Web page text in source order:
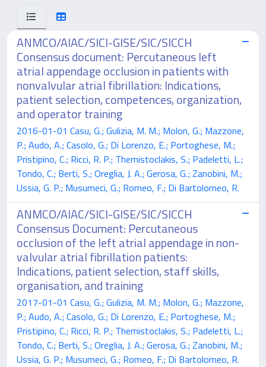
ANMCO/AIAC/SICI-GISE/SIC/SICCH
Consensus document: Percutaneous left
atrial appendage occlusion in patients with
nonvalvular atrial fibrillation: Indications,
patient selection, competences, organization,
and operator training
2016-01-01 Casu, G.; Gulizia, M. M.; Molon, G.; Mazzone,
P.; Audo, A.; Casolo, G.; Di Lorenzo, E.; Portoghese, M.;
Pristipino, C.; Ricci, R. P.; Themistoclakis, S.; Padeletti, L.;
Tondo, C.; Berti, S.; Oreglia, J. A.; Gerosa, G.; Zanobini, M.;
Ussia, G. P.; Musumeci, G.; Romeo, F.; Di Bartolomeo, R.
ANMCO/AIAC/SICI-GISE/SIC/SICCH
Consensus Document: Percutaneous
occlusion of the left atrial appendage in non-
valvular atrial fibrillation patients:
Indications, patient selection, staff skills,
organisation, and training
2017-01-01 Casu, G.; Gulizia, M. M.; Molon, G.; Mazzone,
P.; Audo, A.; Casolo, G.; Di Lorenzo, E.; Portoghese, M.;
Pristipino, C.; Ricci, R. P.; Themistoclakis, S.; Padeletti, L.;
Tondo, C.; Berti, S.; Oreglia, J. A.; Gerosa, G.; Zanobini, M.;
Ussia, G. P.; Musumeci, G.; Romeo, F.; Di Bartolomeo, R.